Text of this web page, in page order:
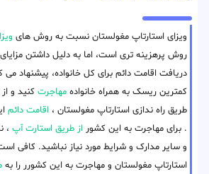
ویزای استارتاپ مغولستان نسبت به روش های
روش پرهزینه تری است، اما به دلیل داشتن
دریافت اقامت دائم برای کل خانواده، پیشنهاد می
کمترین ریسک به همراه خانواده مهاجرت کنید و
طریق راه ندازی استارتاپ مغولستان ، اقامت دائم
. برای مهاجرت به این کشور از طریق استارت آپ ،
و سایر مدارک و شرایط مورد نیاز نباشید. کافی است
استارتاپ مغولستان و مهاجرت به این کشورر را به